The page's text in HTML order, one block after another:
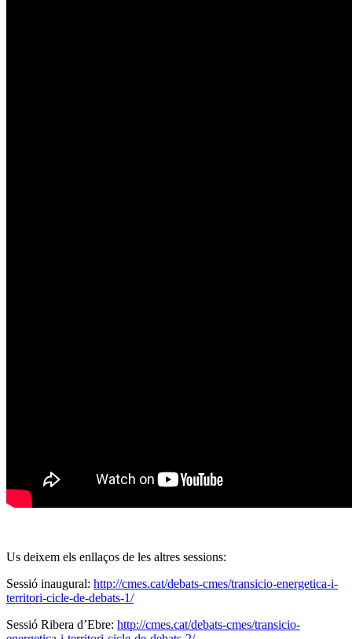
Us deixem els enllaços de les altres sessions:
Sessió inaugural: http://cmes.cat/debats-cmes/transicio-energetica-i-
territori-cicle-de-debats-1/
Sessió Ribera d’Ebre: http://cmes.cat/debats-cmes/transicio-